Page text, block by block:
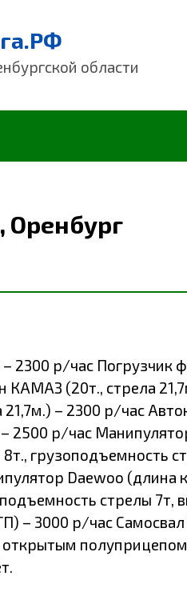
области
Оренбург
– 2300 р/час Погрузчик
КАМАЗ (20т., стрела
– 2300 р/час
– 2500 р/час
грузоподъемность
Daewoo (длина
стрелы 7т,
– 3000 р/час Самосвал